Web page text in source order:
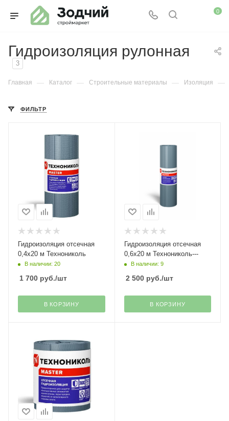
0
Гидроизоляция рулонная
3
Главная — Каталог — Строительные материалы — Изоляция —
ФИЛЬТР
Гидроизоляция отсечная
0,4х20 м Технониколь
В наличии: 20
1 700 руб./шт
В КОРЗИНУ
Гидроизоляция отсечная
0,6х20 м Технониколь---
В наличии: 9
2 500руб./шт
В КОРЗИНУ